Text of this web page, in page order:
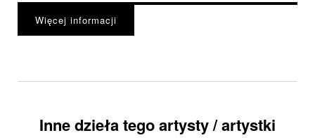
Więcej informacji
Inne dzieła tego artysty / artystki